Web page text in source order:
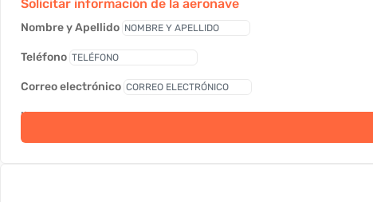
Solicitar información de la aeronave
Nombre y Apellido
Teléfono
Correo electrónico
link